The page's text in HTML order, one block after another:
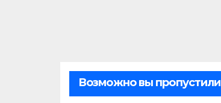
Возможно вы пропустили